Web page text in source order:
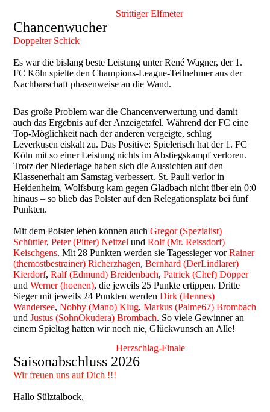
Strittiger Elfmeter
Chancenwucher
Doppelter Schick
Es war die bislang beste Leistung unter René Wagner, der 1.
FC Köln spielte den Champions-League-Teilnehmer aus der
Nachbarschaft phasenweise an die Wand.
Das große Problem war die Chancenverwertung und damit
auch das Ergebnis auf der Anzeigetafel. Während der FC eine
Top-Möglichkeit nach der anderen vergeigte, schlug
Leverkusen eiskalt zu. Das Positive: Spielerisch hat der 1. FC
Köln mit so einer Leistung nichts im Abstiegskampf verloren.
Trotz der Niederlage haben sich die Aussichten auf den
Klassenerhalt am Samstag verbessert. St. Pauli verlor in
Heidenheim, Wolfsburg kam gegen Gladbach nicht über ein 0:0
hinaus – so blieb das Polster auf den Relegationsplatz bei fünf
Punkten.
Mit dem Polster leben können auchGregor (Spezialist)
Schüttler,Peter (Pitter) NeitzelundRolf (Mr. Reissdorf)
Keischgens. Mit 28 Punkten werden sie Tagessieger vorRainer
(themostbestrainer) Richerzhagen,Bernhard (DerLindlarer)
Kierdorf,Ralf (Edmund) Breidenbach,Patrick (Chef) Döpper
undWerner (hoenen), die jeweils 25 Punkte ertippen. Dritte
Sieger mit jeweils 24 Punkten werdenDirk (Hennes)
Wandersee,Nobby (Mano) Klug,Markus (Palme67) Brombach
undJustus (SohnOkudera) Brombach. So viele Gewinner an
einem Spieltag hatten wir noch nie, Glückwunsch an Alle!
Herzschlag-Finale
Saisonabschluss 2026
Wir freuen uns auf Dich !!!
Hallo Sülztalbock,